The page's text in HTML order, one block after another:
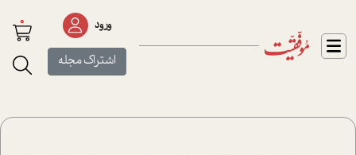
ورود
اشتراک مجله
0